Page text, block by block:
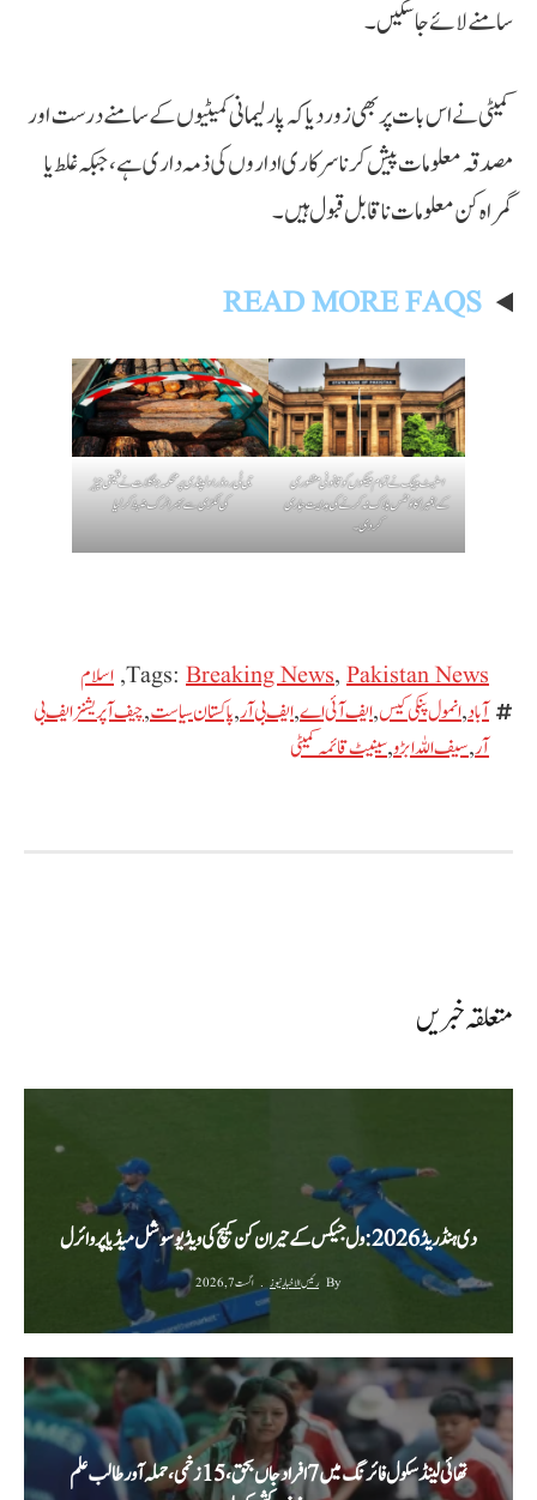
سامنے لائے جا سکیں۔
کمیٹی نے اس بات پر بھی زور دیا کہ پارلیمانی کمیٹیوں کے سامنے درست اور
مصدقہ معلومات پیش کرنا سرکاری اداروں کی ذمہ داری ہے، جبکہ غلط یا
گمراہ کن معلومات ناقابل قبول ہیں۔
READ MORE FAQS
اسٹیٹ بینک نے تمام بینکوں کو قانونی منظوری
کے بغیر اکاؤنٹس بلاک نہ کرنے کی ہدایت جاری
کر دی۔
جی ٹی روڈ راولپنڈی پر محکمہ جنگلات نے قیمتی چیڑ
کی لکڑی سے بھرا ٹرک ضبط کر لیا
Tags: Breaking News, Pakistan News
, اسلام
آباد,انمول پنکی کیس,ایف آئی اے,ایف بی آر,پاکستان سیاست,چیف آپریشنز ایف بی
آر,سیف اللہ ابڑو,سینیٹ قائمہ کمیٹی
متعلقہ خبریں
دی ہنڈریڈ 2026: ول جیکس کے حیران کن کیچ کی ویڈیو سوشل میڈیا پر وائرل
By رئیس الاخبار نیوز اگست 7, 2026
تھائی لینڈ سکول فائرنگ میں 7 افراد جاں بحق، 15 زخمی، حملہ آور طالب علم